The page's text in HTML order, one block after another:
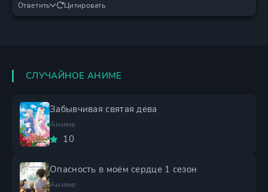
Ответить Цитировать
СЛУЧАЙНОЕ АНИМЕ
Забывчивая святая дева
Аниме
10
Опасность в моём сердце 1 сезон
Аниме